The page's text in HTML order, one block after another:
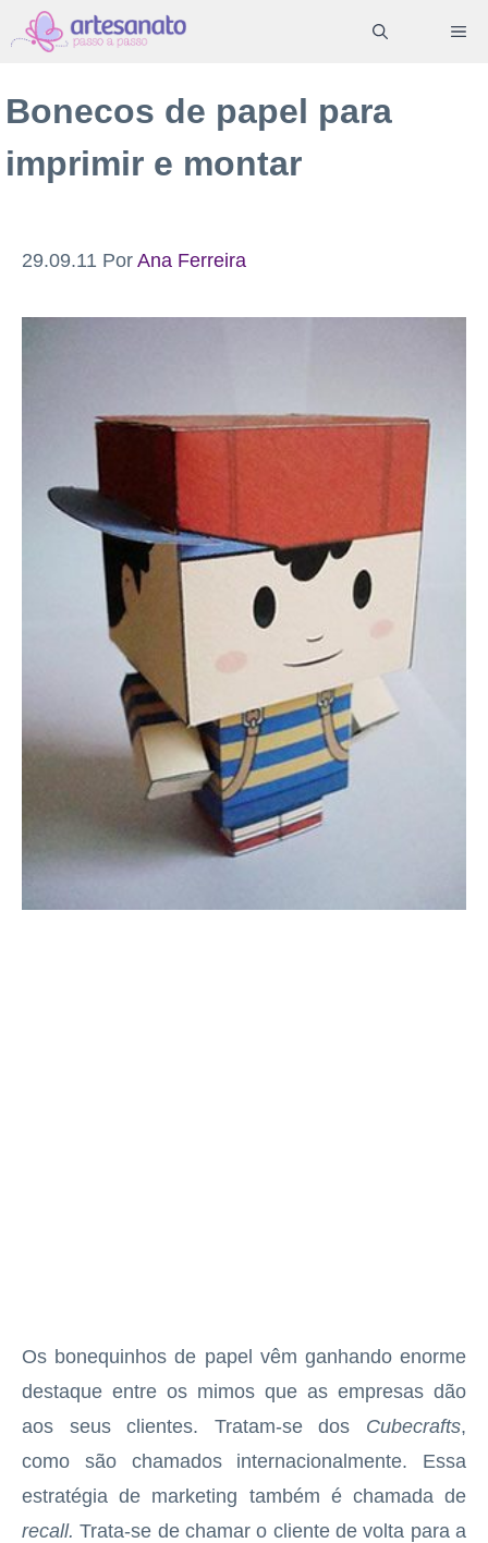
Pular
para
conteúdo
Bonecos de papel para
imprimir e montar
29.09.11 Por Ana Ferreira
Os bonequinhos de papel vêm ganhando enorme
destaque entre os mimos que as empresas dão
aos seus clientes. Tratam-se dos Cubecrafts,
como são chamados internacionalmente. Essa
estratégia de marketing também é chamada de
recall.Trata-se de chamar o cliente de volta para a